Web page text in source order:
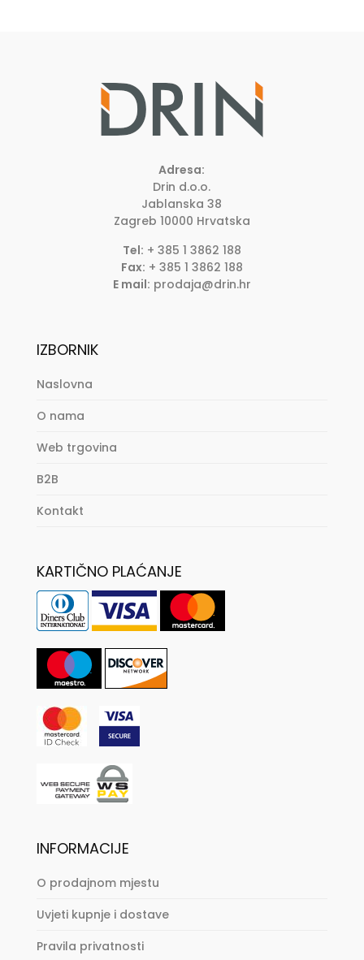
Adresa:
Drin d.o.o.
Jablanska 38
Zagreb 10000 Hrvatska
Tel: + 385 1 3862 188
Fax: + 385 1 3862 188
E mail: prodaja@drin.hr
IZBORNIK
Naslovna
O nama
Web trgovina
B2B
Kontakt
KARTIČNO PLAĆANJE
INFORMACIJE
O prodajnom mjestu
Uvjeti kupnje i dostave
Pravila privatnosti